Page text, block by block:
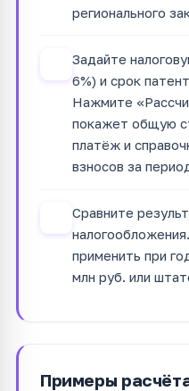
регионального
Задайте
6%) и срок
Нажмите
покажет общую
платёж и
взносов за
Сравните
применить при
млн руб. или
Примеры